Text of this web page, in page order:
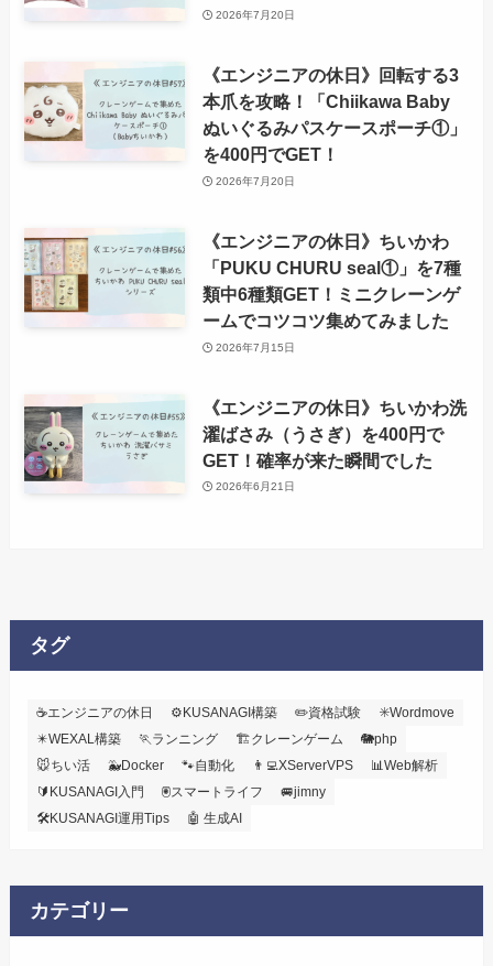
2026年7月20日
《エンジニアの休日》回転する3
本爪を攻略！「Chiikawa Baby
ぬいぐるみパスケースポーチ①」
を400円でGET！
2026年7月20日
《エンジニアの休日》ちいかわ
「PUKU CHURU seal①」を7種
類中6種類GET！ミニクレーンゲ
ームでコツコツ集めてみました
2026年7月15日
《エンジニアの休日》ちいかわ洗
濯ばさみ（うさぎ）を400円で
GET！確率が来た瞬間でした
2026年6月21日
タグ
☕エンジニアの休日 ⚙️KUSANAGI構築 ✏️資格試験
✳️Wordmove
✴️WEXAL構築
🏃ランニング 🏗️クレーンゲーム
🐘php
🐭ちい活
🐳Docker 🐾自動化 👨‍💻XServerVPS
📊Web解析
🔰KUSANAGI入門
🖲️スマートライフ
🚐jimny
🛠KUSANAGI運用Tips
🤖 生成AI
カテゴリー